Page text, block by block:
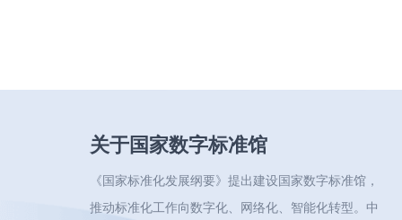
关于国家数字标准馆
《国家标准化发展纲要》提出建设国家数字标准馆，
推动标准化工作向数字化、网络化、智能化转型。中